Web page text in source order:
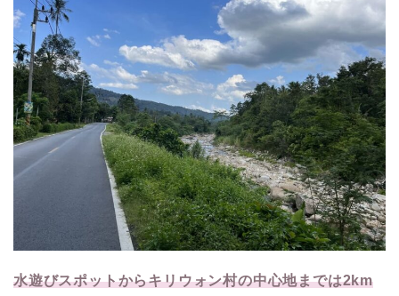
水遊びスポットからキリウォン村の中心地までは2km